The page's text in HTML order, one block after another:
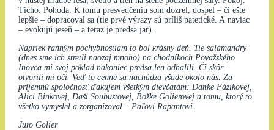
Ticho. Pohoda. K tomu presvedčeniu som dozrel, dospel – či ešte
lepšie – dopracoval sa (tie prvé výrazy sú príliš patetické. A naviac
– evokujú jeseň – a teraz je predsa jar).
Napriek ranným pochybnostiam to bol krásny deň. Tie salamandry
(dnes sme ich stretli naozaj mnoho) na chodníkoch Považského
Inovca mi svoj poklad nakoniec predsa len odhalili. Či skôr –
otvorili mi oči. Veď to cenné sa nachádza všade okolo nás. Za
príjemnú spoločnosť ďakujem všetkým dievčatám: Danke Fázikovej,
Alici Binkovej, Daši Soubustovej, Božke Golierovej a tomu, ktorý to
všetko vymyslel a zorganizoval – Paľovi Rapantovi.
Juro Golier